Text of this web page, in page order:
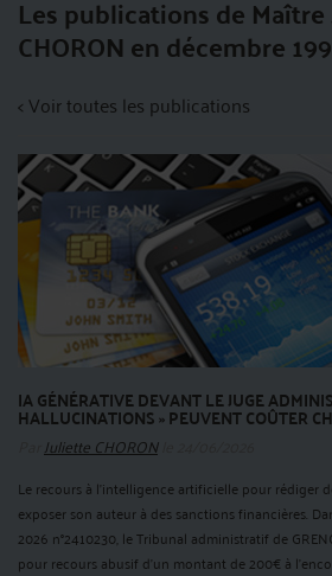
Les publications de
CHORON en décembre
< Voir toutes les publications
IA GÉNÉRATIVE DEVANT LE JUGE
HALLUCINATIONS » PEUVENT COÛTER
Juliette CHORONle 24/06/2026
Le recours à l'intelligence artificielle pour rédiger
exposer son auteur à des sanctions financières.
2026 n°2410230, le Tribunal administratif de
pour recours abusif d'un montant de 200€ à